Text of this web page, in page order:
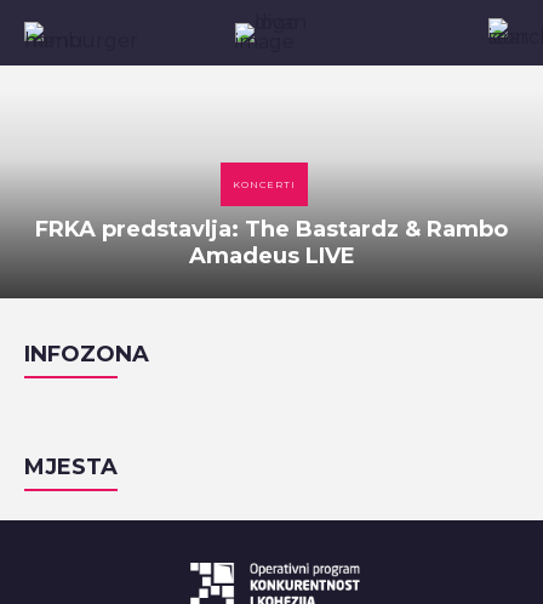
KONCERTI
FRKA predstavlja: The Bastardz & Rambo
Amadeus LIVE
INFOZONA
MJESTA